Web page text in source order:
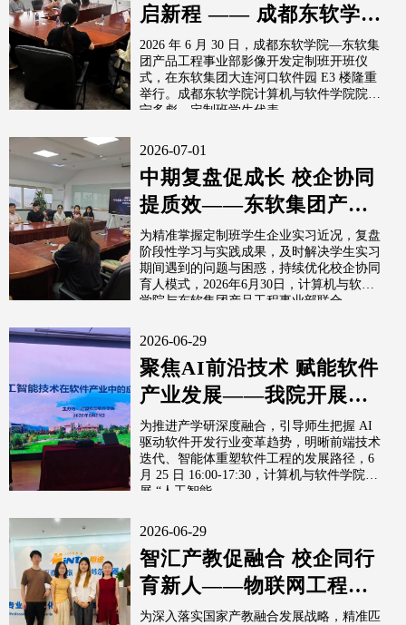
启新程 —— 成都东软学
院・东软集团影像开发定
制班顺利开班
2026 年 6 月 30 日，成都东软学院—东软集
团产品工程事业部影像开发定制班开班仪
式，在东软集团大连河口软件园 E3 楼隆重
举行。成都东软学院计算机与软件学院院长
宁多彪、定制班学生代表...
2026-07-01
中期复盘促成长 校企协同
提质效——东软集团产品
工程事业部产品工程与质
量管控定制...
为精准掌握定制班学生企业实习近况，复盘
阶段性学习与实践成果，及时解决学生实习
期间遇到的问题与困惑，持续优化校企协同
育人模式，2026年6月30日，计算机与软件
学院与东软集团产品工程事业部联合...
2026-06-29
聚焦AI前沿技术 赋能软件
产业发展——我院开展人
工智能专题科研讲座
为推进产学研深度融合，引导师生把握 AI
驱动软件开发行业变革趋势，明晰前端技术
迭代、智能体重塑软件工程的发展路径，6
月 25 日 16:00-17:30，计算机与软件学院开
展 “人工智能...
2026-06-29
智汇产教促融合 校企同行
育新人——物联网工程系
教师赴成都明途科技开展
为深入落实国家产教融合发展战略，精准匹